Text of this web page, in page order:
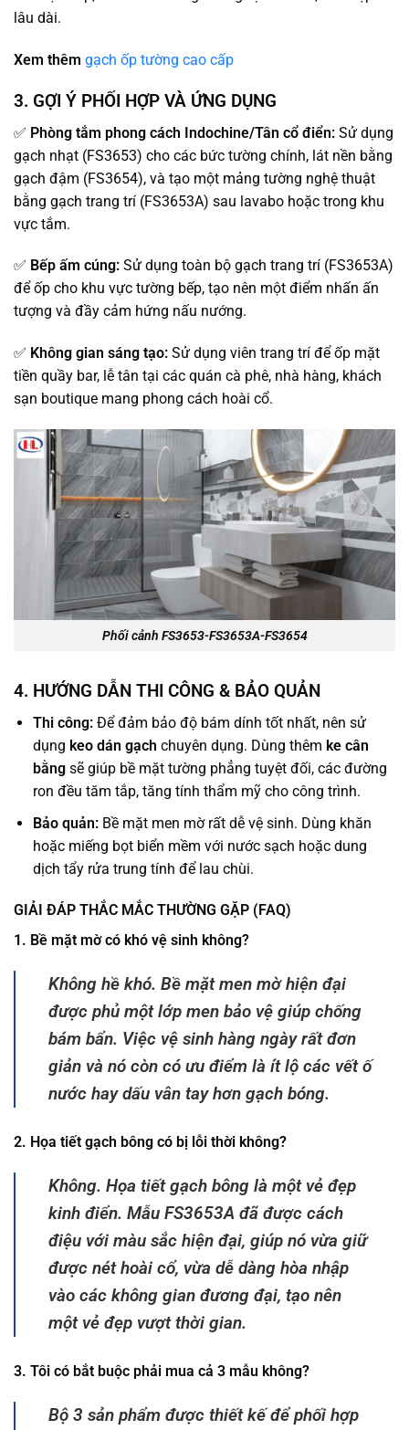
lâu dài.
Xem thêm gạch ốp tường cao cấp
3. GỢI Ý PHỐI HỢP VÀ ỨNG DỤNG
✅ Phòng tắm phong cách Indochine/Tân cổ điển: Sử dụng
gạch nhạt (FS3653) cho các bức tường chính, lát nền bằng
gạch đậm (FS3654), và tạo một mảng tường nghệ thuật
bằng gạch trang trí (FS3653A) sau lavabo hoặc trong khu
vực tắm.
✅ Bếp ấm cúng: Sử dụng toàn bộ gạch trang trí (FS3653A)
để ốp cho khu vực tường bếp, tạo nên một điểm nhấn ấn
tượng và đầy cảm hứng nấu nướng.
✅ Không gian sáng tạo: Sử dụng viên trang trí để ốp mặt
tiền quầy bar, lễ tân tại các quán cà phê, nhà hàng, khách
sạn boutique mang phong cách hoài cổ.
Phối cảnh FS3653-FS3653A-FS3654
4. HƯỚNG DẪN THI CÔNG & BẢO QUẢN
Thi công:Để đảm bảo độ bám dính tốt nhất, nên sử
dụng keo dán gạch chuyên dụng. Dùng thêm ke cân
bằngsẽ giúp bề mặt tường phẳng tuyệt đối, các đường
ron đều tăm tắp, tăng tính thẩm mỹ cho công trình.
Bảo quản:Bề mặt men mờ rất dễ vệ sinh. Dùng khăn
hoặc miếng bọt biển mềm với nước sạch hoặc dung
dịch tẩy rửa trung tính để lau chùi.
GIẢI ĐÁP THẮC MẮC THƯỜNG GẶP (FAQ)
1. Bề mặt mờ có khó vệ sinh không?
Không hề khó. Bề mặt men mờ hiện đại
được phủ một lớp men bảo vệ giúp chống
bám bẩn. Việc vệ sinh hàng ngày rất đơn
giản và nó còn có ưu điểm là ít lộ các vết ố
nước hay dấu vân tay hơn gạch bóng.
2. Họa tiết gạch bông có bị lỗi thời không?
Không. Họa tiết gạch bông là một vẻ đẹp
kinh điển. Mẫu FS3653A đã được cách
điệu với màu sắc hiện đại, giúp nó vừa giữ
được nét hoài cổ, vừa dễ dàng hòa nhập
vào các không gian đương đại, tạo nên
một vẻ đẹp vượt thời gian.
3. Tôi có bắt buộc phải mua cả 3 mẫu không?
Bộ 3 sản phẩm được thiết kế để phối hợp